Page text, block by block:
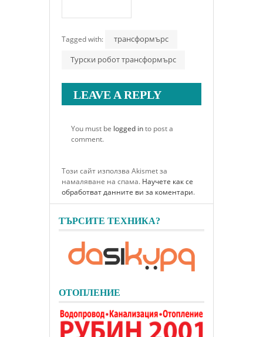
Tagged with:
трансформърс
Турски робот трансформърс
LEAVE A REPLY
You must be logged into post a
comment.
Този сайт използва Akismet за
намаляване на спама. Научете как се
обработват данните ви за коментари.
ТЪРСИТЕ ТЕХНИКА?
ОТОПЛЕНИЕ